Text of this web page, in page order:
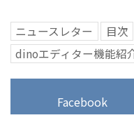
ニュースレター 目次
dinoエディター機能紹
Facebook